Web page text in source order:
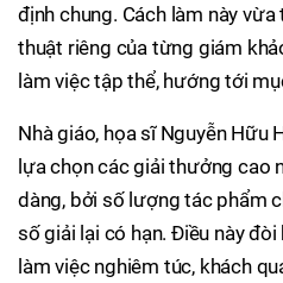
định chung. Cách làm này
thuật riêng của từng giám
làm việc tập thể, hướng tới
Nhà giáo, họa sĩ Nguyễn Hữu
lựa chọn các giải thưởng cao
dàng, bởi số lượng tác phẩm
số giải lại có hạn. Điều này
làm việc nghiêm túc, khách